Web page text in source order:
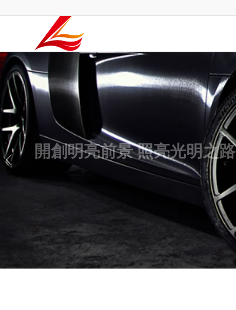
開創明亮前景 照亮光明之路